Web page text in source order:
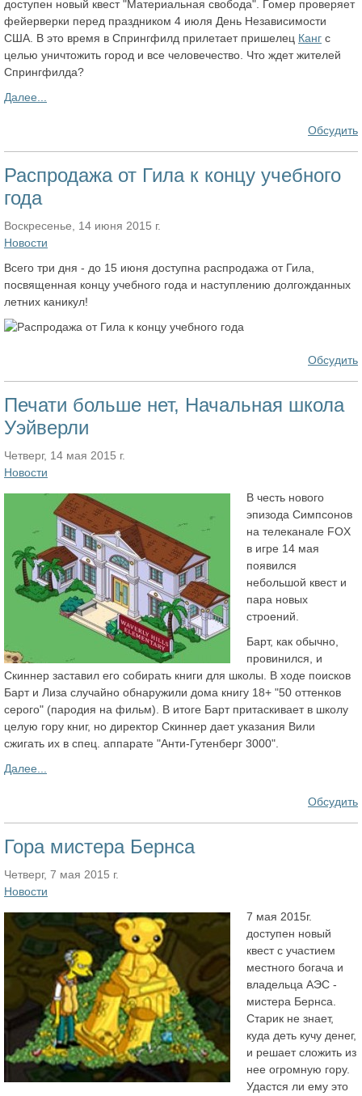
доступен новый квест "Материальная свобода". Гомер проверяет
фейерверки перед праздником 4 июля День Независимости
США. В это время в Спрингфилд прилетает пришелец Канг с
целью уничтожить город и все человечество. Что ждет жителей
Спрингфилда?
Далее...
Обсудить
Распродажа от Гила к концу учебного
года
Воскресенье, 14 июня 2015 г.
Новости
Всего три дня - до 15 июня доступна распродажа от Гила,
посвященная концу учебного года и наступлению долгожданных
летних каникул!
Обсудить
Печати больше нет, Начальная школа
Уэйверли
Четверг, 14 мая 2015 г.
Новости
В честь нового
эпизода Симпсонов
на телеканале FOX
в игре 14 мая
появился
небольшой квест и
пара новых
строений.
Барт, как обычно,
провинился, и
Скиннер заставил его собирать книги для школы. В ходе поисков
Барт и Лиза случайно обнаружили дома книгу 18+ "50 оттенков
серого" (пародия на фильм). В итоге Барт притаскивает в школу
целую гору книг, но директор Скиннер дает указания Вили
сжигать их в спец. аппарате "Анти-Гутенберг 3000".
Далее...
Обсудить
Гора мистера Бернса
Четверг, 7 мая 2015 г.
Новости
7 мая 2015г.
доступен новый
квест с участием
местного богача и
владельца АЭС -
мистера Бернса.
Старик не знает,
куда деть кучу денег,
и решает сложить из
нее огромную гору.
Удастся ли ему это